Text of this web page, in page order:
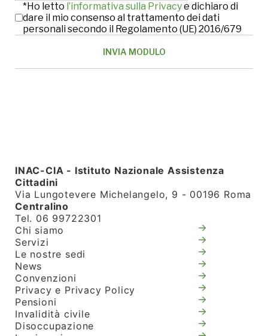
*Ho letto l’informativa sulla Privacye dichiaro di
dare il mio consenso al trattamento dei dati
personali secondo il Regolamento (UE) 2016/679
INAC-CIA - Istituto Nazionale Assistenza
Cittadini
Via Lungotevere Michelangelo, 9 - 00196 Roma
Centralino
Tel. 06 99722301
Chi siamo
Servizi
Le nostre sedi
News
Convenzioni
Privacy e Privacy Policy
Pensioni
Invalidità civile
Disoccupazione